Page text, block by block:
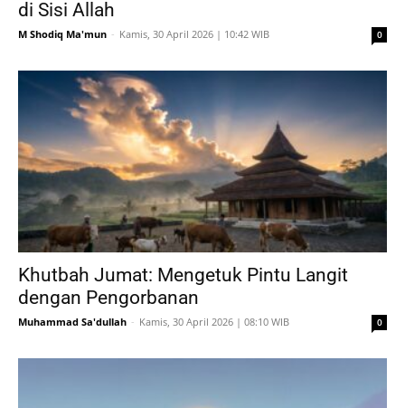
di Sisi Allah
M Shodiq Ma'mun - Kamis, 30 April 2026 | 10:42 WIB 0
Khutbah Jumat: Mengetuk Pintu Langit
dengan Pengorbanan
Muhammad Sa'dullah - Kamis, 30 April 2026 | 08:10 WIB 0